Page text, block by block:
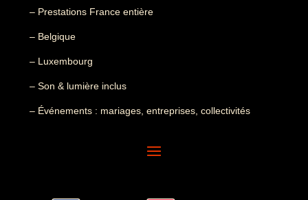
– Prestations France entière
– Belgique
– Luxembourg
– Son & lumière inclus
– Événements : mariages, entreprises, collectivités